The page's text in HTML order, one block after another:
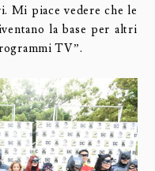
Mi piace vedere che le
la base per altri
TV”.